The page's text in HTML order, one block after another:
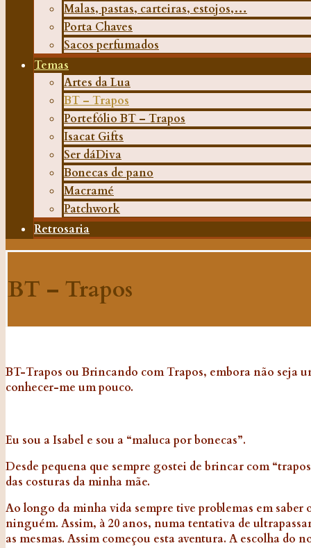
Malas, pastas, carteiras, estojos,…
Porta Chaves
Sacos perfumados
Temas
Artes da Lua
BT – Trapos
Portefólio BT – Trapos
Isacat Gifts
Ser dáDiva
Bonecas de pano
Macramé
Patchwork
Retrosaria
BT – Trapos
BT-Trapos ou Brincando com Trapos, embora não seja
conhecer-me um pouco.
Eu sou a Isabel e sou a “maluca por bonecas”.
Desde pequena que sempre gostei de brincar com
das costuras da minha mãe.
Ao longo da minha vida sempre tive problemas em saber
ninguém. Assim, à 20 anos, numa tentativa de
as mesmas. Assim começou esta aventura. A escolha